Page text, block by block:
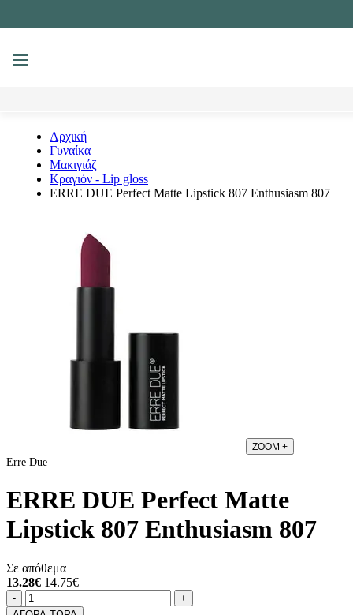
MENU
Αρχική
Γυναίκα
Μακιγιάζ
Κραγιόν - Lip gloss
ERRE DUE Perfect Matte Lipstick 807 Enthusiasm 807
ZOOM +
Erre Due
ERRE DUE Perfect Matte
Lipstick 807 Enthusiasm 807
Σε απόθεμα
13.28€ 14.75€
Ποσότητα
-product.increase.quantity +